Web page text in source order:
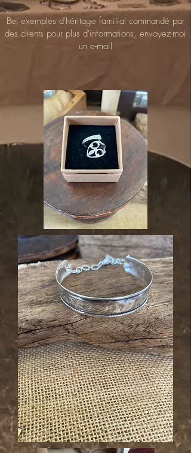
Bel exemples d'héritage familial commandé par
des clients pour plus d'informations, envoyez-moi
un e-mail